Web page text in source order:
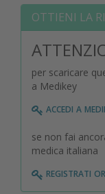
OTTIENI LA
per scaricare
a Medikey
accedi a
se non fai
medica italiana
registrati